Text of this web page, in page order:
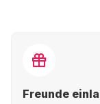
Freunde